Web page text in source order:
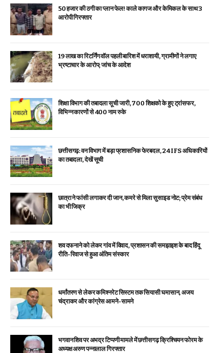
₹50 हजार की ठगी का प्लान फेल! काले कागज और केमिकल के साथ 3
आरोपी गिरफ्तार
19 लाख का रिटर्निंग वॉल पहली बारिश में धराशायी, ग्रामीणों ने लगाए
भ्रष्टाचार के आरोप; जांच के आदेश
शिक्षा विभाग की तबादला सूची जारी, 700 शिक्षको के हुए ट्रांसफर,
विभिन्न कारणों से 400 नाम रुके
छत्तीसगढ़: वन विभाग में बड़ा प्रशासनिक फेरबदल, 24 IFS अधिकारियों
का तबादला, देखें सूची
छात्रा ने फांसी लगाकर दी जान, कमरे से मिला सुसाइड नोट; प्रेम संबंध
का भी जिक्र
शव दफनाने को लेकर गांव में विवाद, प्रशासन की समझाइश के बाद हिंदू
रीति-रिवाज से हुआ अंतिम संस्कार
धर्मांतरण से लेकर कमिश्नरेट सिस्टम तक सियासी घमासान, अजय
चंद्राकर और कांग्रेस आमने-सामने
भगवान शिव पर अभद्र टिप्पणी मामले में छत्तीसगढ़ क्रिश्चियन फोरम के
अध्यक्ष अरुण पन्नालाल गिरफ्तार